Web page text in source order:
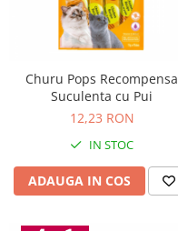
Churu Pops Recompensa
Suculenta cu Pui
12,23 RON
IN STOC
ADAUGA IN COS